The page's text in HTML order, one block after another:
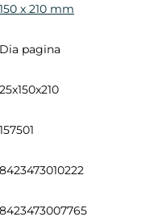
150 x 210 mm
Dia pagina
25x150x210
157501
8423473010222
8423473007765